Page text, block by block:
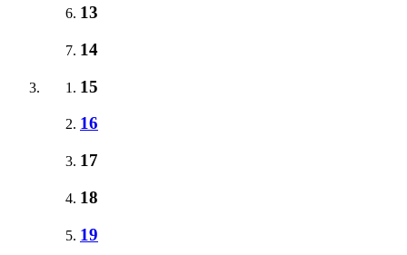
13
14
15
16
17
18
19